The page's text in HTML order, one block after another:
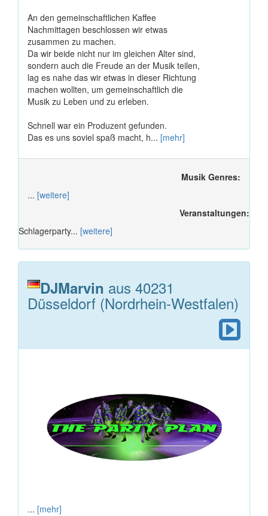
An den gemeinschaftlichen Kaffee
Nachmittagen beschlossen wir etwas
zusammen zu machen.
Da wir beide nicht nur im gleichen Alter sind,
sondern auch die Freude an der Musik teilen,
lag es nahe das wir etwas in dieser Richtung
machen wollten, um gemeinschaftlich die
Musik zu Leben und zu erleben.
Schnell war ein Produzent gefunden.
Das es uns soviel spaß macht, h... [mehr]
Musik Genres:
... [weitere]
Veranstaltungen:
Schlagerparty... [weitere]
DJMarvin aus 40231
Düsseldorf (Nordrhein-Westfalen)
... [mehr]